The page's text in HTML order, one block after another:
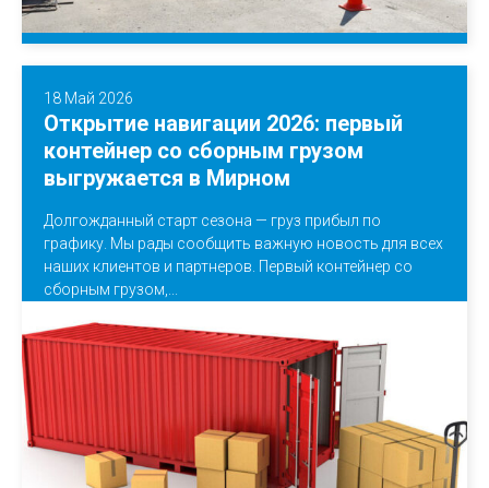
18 Май 2026
Открытие навигации 2026: первый
контейнер со сборным грузом
выгружается в Мирном
Долгожданный старт сезона — груз прибыл по
графику. Мы рады сообщить важную новость для всех
наших клиентов и партнеров. Первый контейнер со
сборным грузом,...